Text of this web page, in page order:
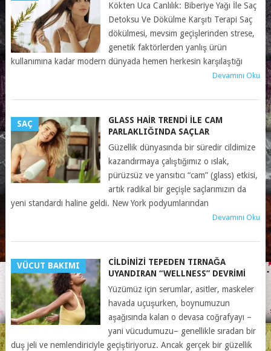
Kökten Uca Canlılık: Biberiye Yağı İle Saç
Detoksu Ve Dökülme Karşıtı Terapi Saç
dökülmesi, mevsim geçişlerinden strese,
genetik faktörlerden yanlış ürün
kullanımına kadar modern dünyada hemen herkesin karşılaştığı
Devamını Oku
SAÇ
GLASS HAIR TRENDI İLE CAM
PARLAKLIĞINDA SAÇLAR
Güzellik dünyasında bir süredir cildimize
kazandırmaya çalıştığımız o ıslak,
pürüzsüz ve yansıtıcı “cam” (glass) etkisi,
artık radikal bir geçişle saçlarımızın da
yeni standardı haline geldi. New York podyumlarından
Devamını Oku
VÜCUT BAKIMI
CILDINIZI TEPEDEN TIRNAĞA
UYANDIRAN “WELLNESS” DEVRIMI
Yüzümüz için serumlar, asitler, maskeler
havada uçuşurken, boynumuzun
aşağısında kalan o devasa coğrafyayı –
yani vücudumuzu– genellikle sıradan bir
duş jeli ve nemlendiriciyle geçiştiriyoruz. Ancak gerçek bir güzellik